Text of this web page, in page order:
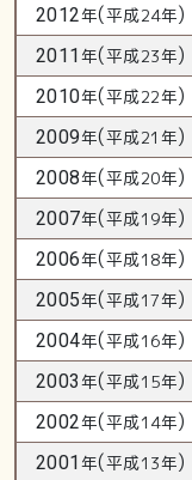
2012年(平成24年)
2011 年(平成23年)
2010年(平成22年)
2009年(平成21年)
2008年(平成20年)
2007年(平成19年)
2006年(平成18年)
2005年(平成17年)
2004年(平成16年)
2003年(平成15年)
2002年(平成14年)
2001 年(平成13年)